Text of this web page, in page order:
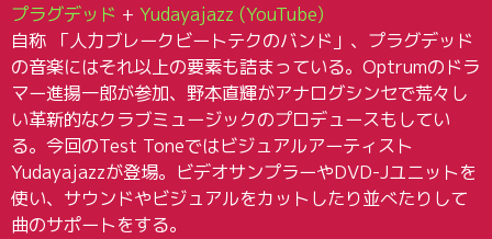
プラグデッド + Yudayajazz (YouTube)
自称 「人力ブレークビートテクのバンド」、プラグデッド
の音楽にはそれ以上の要素も詰まっている。Optrumのドラ
マー進揚一郎が参加、野本直輝がアナログシンセで荒々し
い革新的なクラブミュージックのプロデュースもしてい
る。今回のTest Toneではビジュアルアーティスト
Yudayajazzが登場。ビデオサンプラーやDVD-Jユニットを
使い、サウンドやビジュアルをカットしたり並べたりして
曲のサポートをする。